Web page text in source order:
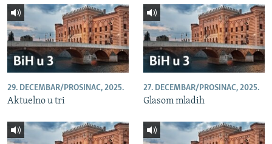
29. DECEMBAR/PROSINAC, 2025.
Aktuelno u tri
27. DECEMBAR/PROSINAC, 2025.
Glasom mladih